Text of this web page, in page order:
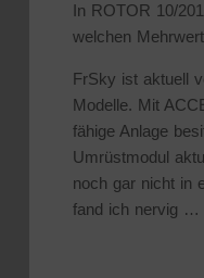
In ROTOR 10/
welchen
FrSky ist aktuell
Modelle. Mit
fähige Anlage
Umrüstmodul
noch gar nicht in
fand ich nervig …